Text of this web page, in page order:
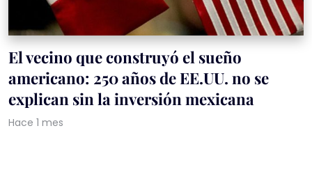
El vecino que construyó el sueño
americano: 250 años de EE.UU. no se
explican sin la inversión mexicana
Hace 1 mes